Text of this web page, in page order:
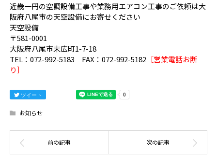
近畿一円の空調設備工事や業務用エアコン工事のご依頼は大
阪府八尾市の天空設備にお寄せください
天空設備
〒581-0001
大阪府八尾市末広町1-7-18
TEL：072-992-5183 FAX：072-992-5182 ［営業電話お断
り］
ツイート
お知らせ